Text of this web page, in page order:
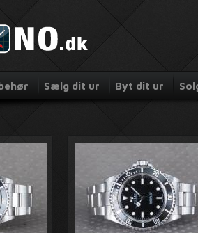
Sælg dit ur Byt dit ur